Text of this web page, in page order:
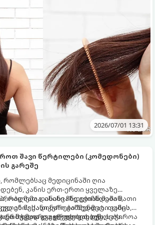
ახალი ბოლოების გაყოფის პროცესის
2026/07/01 13:31
შავი წერტილები (კომედონები)
გარეშე
რომლებსაც მედიცინაში ღია
კანის ერთ-ერთი ყველაზე
ისინი ჩნდებიან მაშინ,
სადინარები ზედმეტი კანის
და მკვდარი უჯრედებით იჭედება.
რაც მათ დანახვაზე გვიჩნდება მათი
ან მექანიკური გაწმენდაა. თუმცა,
ერთხმად გვაფრთხილებენ:
სუფთა და გლუვი გახდეს, საჭიროა